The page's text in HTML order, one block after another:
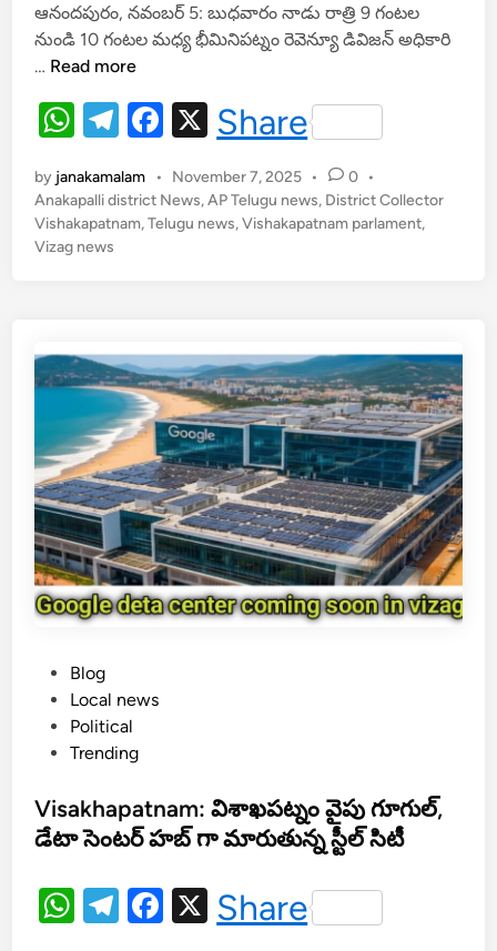
at
s
A
p
p
e
gr
a
m
c
e
b
o
o
k
ఆనందపురం, నవంబర్ 5: బుధవారం నాడు రాత్రి 9 గంటల
నుండి 10 గంటల మధ్య భీమినిపట్నం రెవెన్యూ డివిజన్ అధికారి
… V
s
a
k
h
a
p
a
m
అ
క్ర
మ
రై
స్
ని
ల్వ
ల
ప
ట్టు
బ
డి
పె
ద్ది
లెం
రై
Read more
W
at
s
A
T
e
gr
F
c
e
k
X
Share
by janakamalam • November 7, 2025 • 0 •
Anakapalli district News,AP Telugu news, District Collector
Vishakapatnam,Telugu news,Vishakapatnam parlament,
Vizag news
d
i
Blog
Local news
Political
Trending
Visakhapatnam: విశాఖపట్నం వైపు గూగుల్,
డేటా సెంటర్ హబ్ గా మారుతున్న స్టీల్ సిటీ
W T
F
X
Share